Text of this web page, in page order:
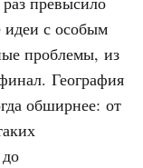
с особым
проблемы, из
География
обширнее: от